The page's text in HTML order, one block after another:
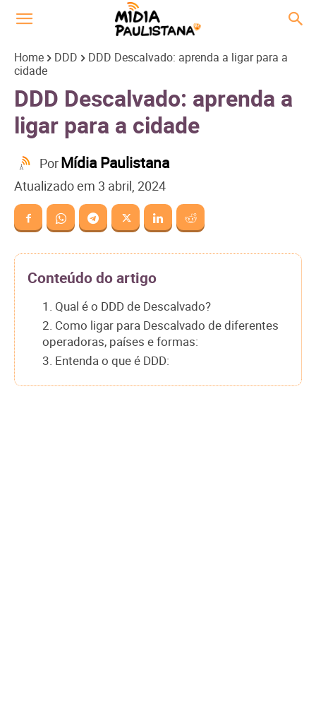
Home DDD
DDD Descalvado: aprenda a ligar para a
cidade
DDD Descalvado: aprenda a
ligar para a cidade
PorMídia Paulistana
Atualizado em 3 abril, 2024
Conteúdo do artigo
1. Qual é o DDD de Descalvado?
2. Como ligar para Descalvado de diferentes
operadoras, países e formas:
3. Entenda o que é DDD: